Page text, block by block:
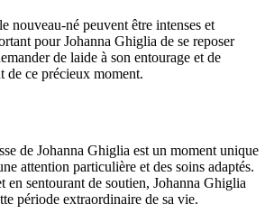
nouveau-né peuvent être intenses et
pour Johanna Ghiglia de se reposer
de laide à son entourage et de
de ce précieux moment.
de Johanna Ghiglia est un moment unique
attention particulière et des soins adaptés.
en sentourant de soutien, Johanna Ghiglia
période extraordinaire de sa vie.